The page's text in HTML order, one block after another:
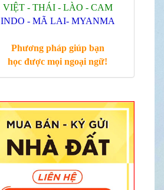
VIỆT - THÁI - LÀO - CAM
INDO - MÃ LAI- MYANMA
Phương pháp giúp bạn
học được mọi ngoại ngữ!